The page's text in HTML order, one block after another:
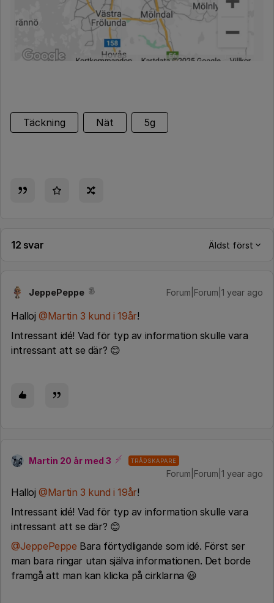
Täckning Nät 5g
12 svar Äldst först
JeppePeppe Forum|Forum|1 year ago
Halloj ​@Martin 3 kund i 19år!
Intressant idé! Vad för typ av information skulle vara
intressant att se där? 😊
Martin 20 år med 3 TRÅDSKAPARE
Forum|Forum|1 year ago
Halloj ​@Martin 3 kund i 19år!
Intressant idé! Vad för typ av information skulle vara
intressant att se där? 😊
@JeppePeppeBara förtydligande som idé. Först ser
man bara ringar utan själva informationen. Det borde
framgå att man kan klicka på cirklarna 😃